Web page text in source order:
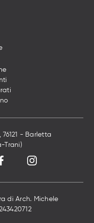
- Barletta
Trani)
di Arch. Michele